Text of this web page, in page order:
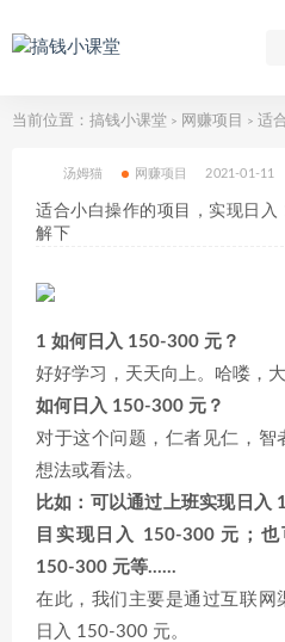
当前位置： 搞钱小课堂 > 网赚项目 > 适合
汤姆猫 网赚项目 2021-01-11
适合小白操作的项目，实现日
解下
1 如何日入 150-300 元？
好好学习，天天向上。哈喽，大
如何日入 150-300 元？
对于这个问题，仁者见仁，智
想法或看法。
比如：可以通过上班实现日入
目实现日入 150-300 元；
150-300 元等……
在此，我们主要是通过互联网
日入 150-300 元。